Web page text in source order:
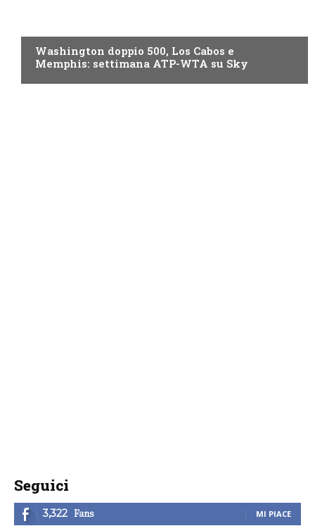
Washington doppio 500, Los Cabos e
Memphis: settimana ATP-WTA su Sky
Seguici
3,322 Fans MI PIACE